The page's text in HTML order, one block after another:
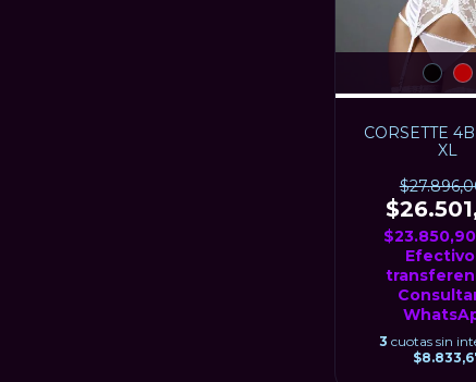
CORSETTE
XL
$23.850,90
3 cuotas sin